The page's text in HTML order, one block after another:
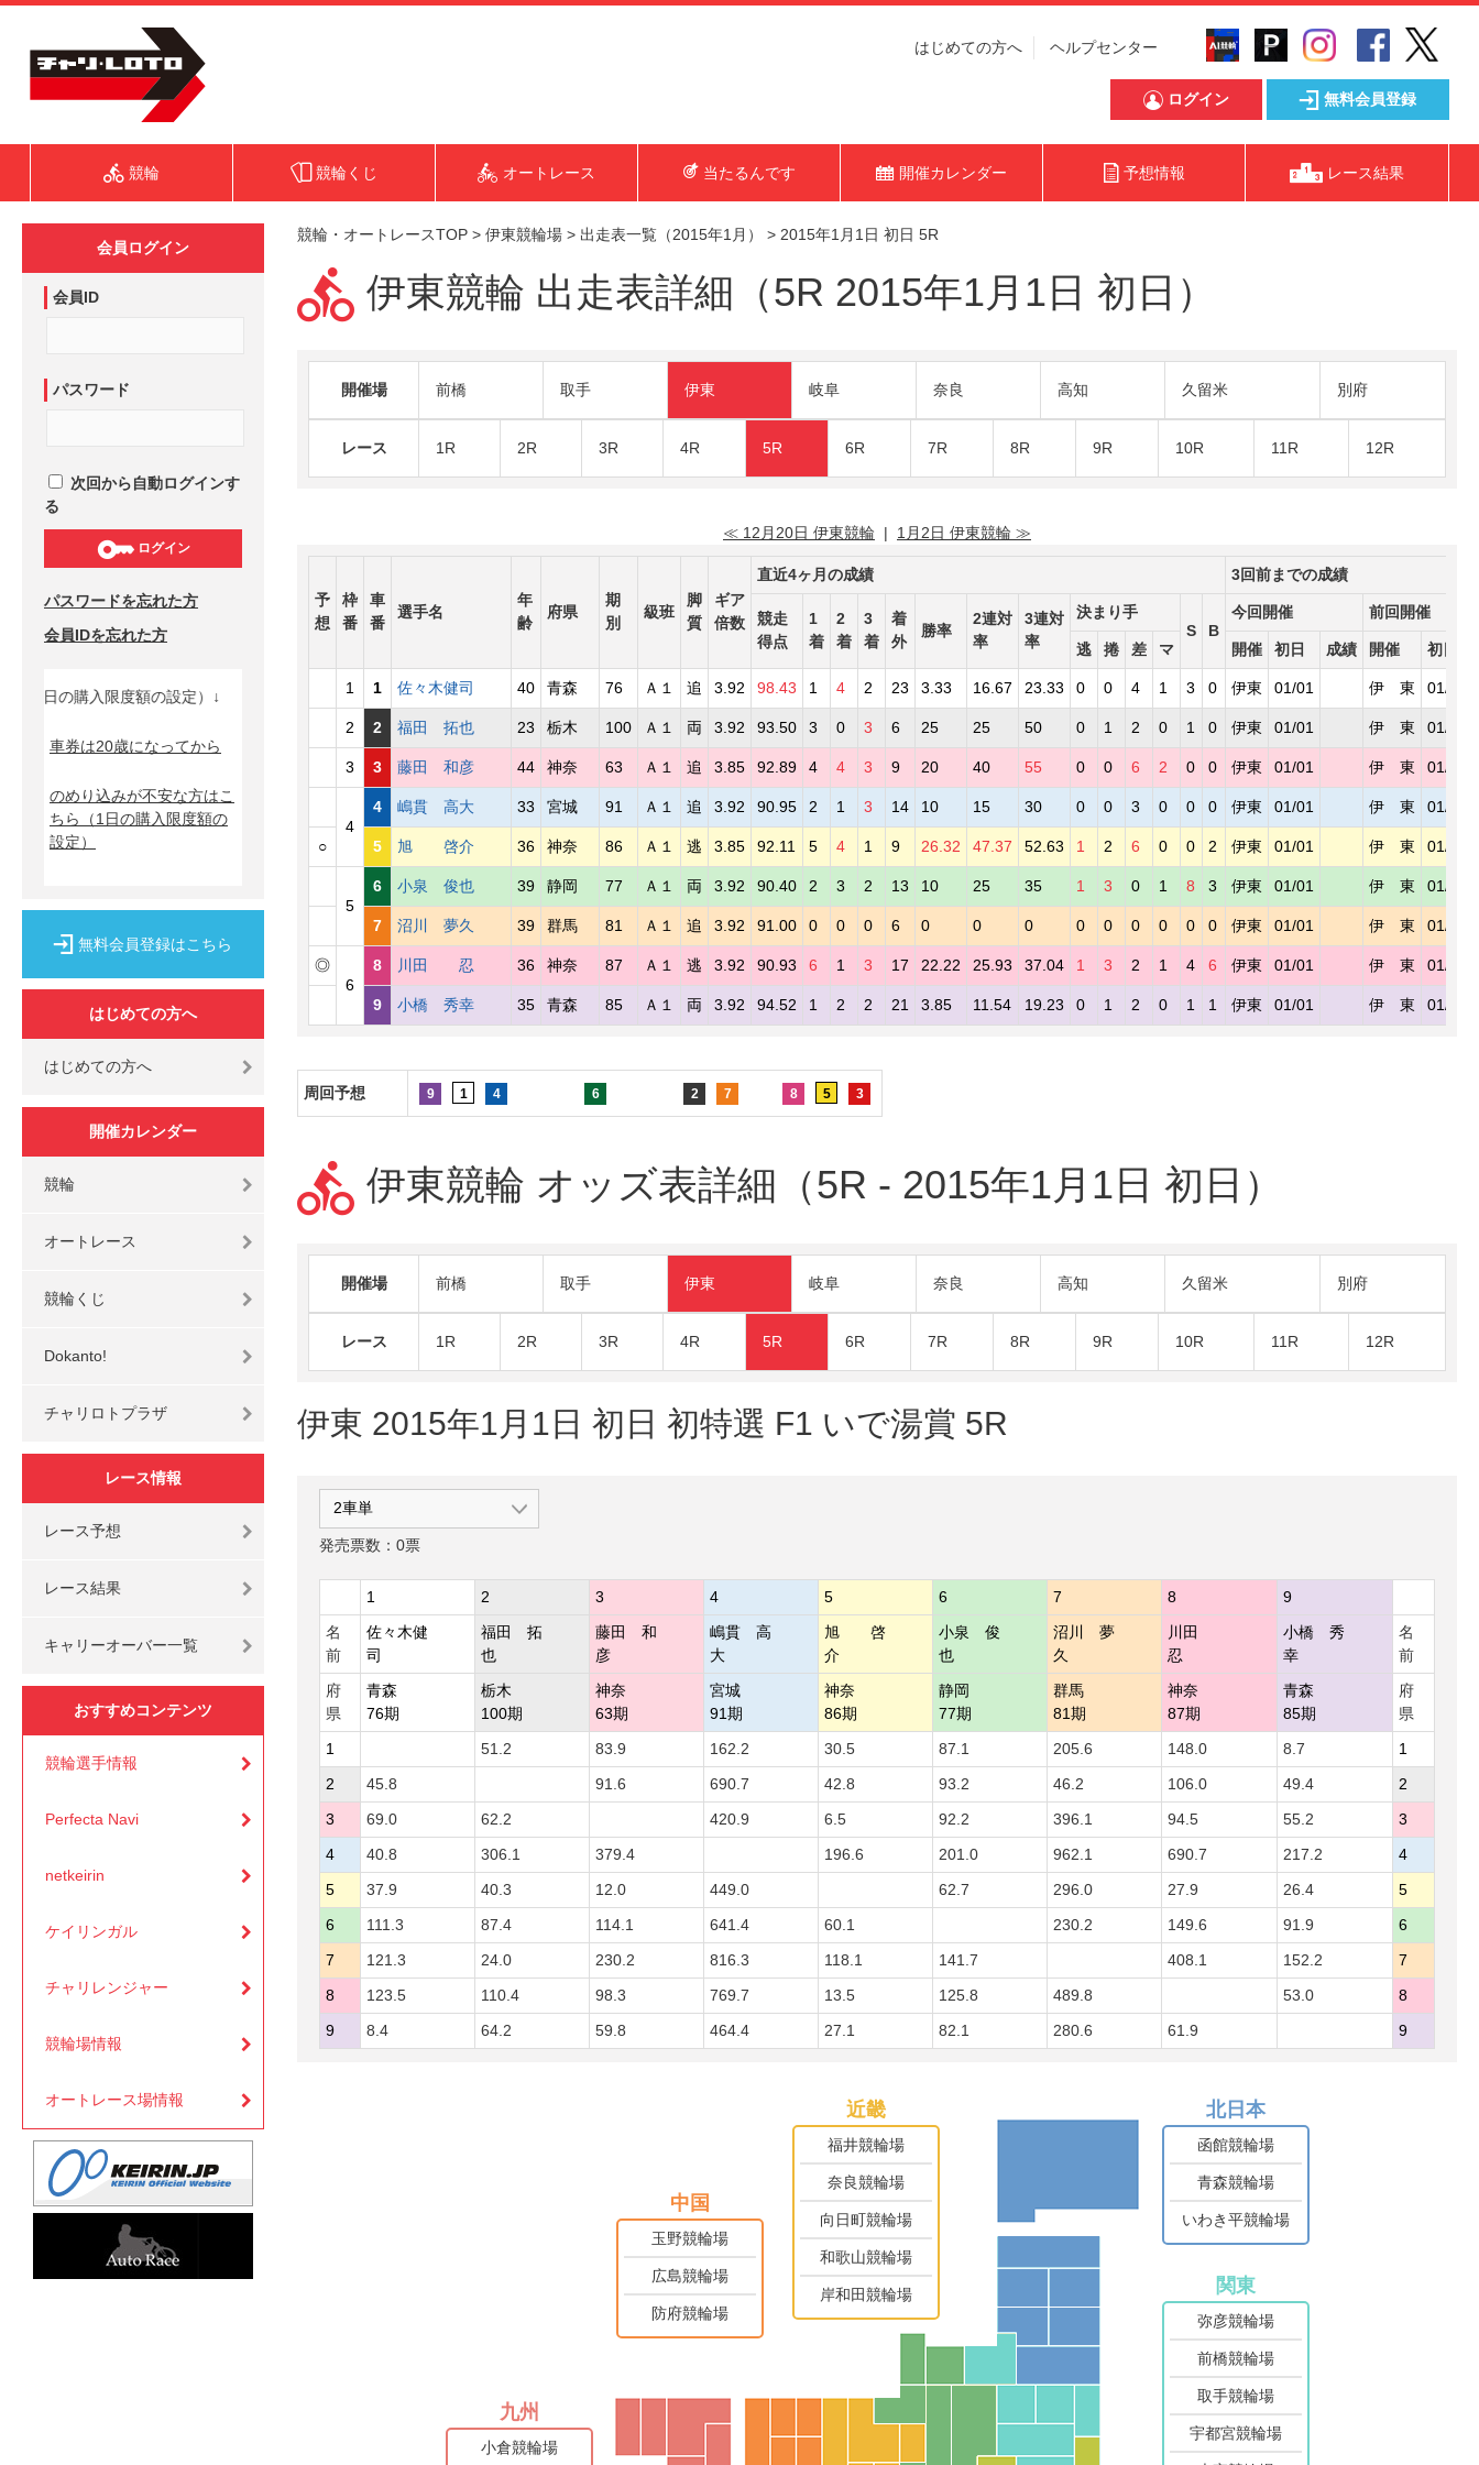
はじめての方へ ヘルプセンター
ログイン 無料会員登録
競輪 競輪くじ オートレース 当たるんです 開催カレンダー 予想情報 レース結果
会員ログイン
会員ID
パスワード
次回から自動ログインす
る
ログイン
パスワードを忘れた方
会員IDを忘れた方
購入限度額の設定）↓
車券は20歳になってから
のめり込みが不安な方はこ
ちら
（1日の購入限度額の
設定）
無料会員登録はこちら
はじめての方へ
はじめての方へ
開催カレンダー
競輪
オートレース
競輪くじ
Dokanto!
チャリロトプラザ
レース情報
レース予想
レース結果
キャリーオーバー一覧
おすすめコンテンツ
競輪選手情報
Perfecta Navi
netkeirin
ケイリンガル
チャリレンジャー
競輪場情報
オートレース場情報
競輪・オートレースTOP > 伊東競輪場 > 出走表一覧（2015年1月） > 2015年1月1日 初日 5R
伊東競輪 出走表詳細（5R 2015年1月1日 初日）
開催場 前橋 取手 伊東 岐阜 奈良 高知 久留米 別府
レース 1R 2R 3R 4R 5R 6R 7R 8R 9R 10R 11R 12R
≪ 12月20日 伊東競輪 | 1月2日 伊東競輪 ≫
予
想
枠
番
車
番
選手名
年
齢
府県
期
別
級班
脚
質
ギア
倍数
直近4ヶ月の成績 3回前までの成績
競走
得点
1
着
2
着
3
着
着
外
勝率
2連対
率
3連対
率
決まり手
S
B
今回開催 前回開催
逃 捲 差 マ 開催 初日 成績 開催 初日
1 1 佐々木健司 40 青森 76 Ａ１ 追 3.92 98.43 1 4 2 23 3.33 16.67 23.33 0 0 4 1 3 0 伊東 01/01 伊 東 01/01
2 2 福田 拓也 23 栃木 100 Ａ１ 両 3.92 93.50 3 0 3 6 25 25 50 0 1 2 0 1 0 伊東 01/01 伊 東 01/01
3 3 藤田 和彦 44 神奈 63 Ａ１ 追 3.85 92.89 4 4 3 9 20 40 55 0 0 6 2 0 0 伊東 01/01 伊 東 01/01
4
4 嶋貫 高大 33 宮城 91 Ａ１ 追 3.92 90.95 2 1 3 14 10 15 30 0 0 3 0 0 0 伊東 01/01 伊 東 01/01
○ 5 旭 啓介 36 神奈 86 Ａ１ 逃 3.85 92.11 5 4 1 9 26.32 47.37 52.63 1 2 6 0 0 2 伊東 01/01 伊 東 01/01
5
6 小泉 俊也 39 静岡 77 Ａ１ 両 3.92 90.40 2 3 2 13 10 25 35 1 3 0 1 8 3 伊東 01/01 伊 東 01/01
7 沼川 夢久 39 群馬 81 Ａ１ 追 3.92 91.00 0 0 0 6 0 0 0 0 0 0 0 0 0 伊東 01/01 伊 東 01/01
◎
6
8 川田 忍 36 神奈 87 Ａ１ 逃 3.92 90.93 6 1 3 17 22.22 25.93 37.04 1 3 2 1 4 6 伊東 01/01 伊 東 01/01
9 小橋 秀幸 35 青森 85 Ａ１ 両 3.92 94.52 1 2 2 21 3.85 11.54 19.23 0 1 2 0 1 1 伊東 01/01 伊 東 01/01
周回予想 9 1 4 6 2 7 8 5 3
伊東競輪 オッズ表詳細（5R - 2015年1月1日 初日）
開催場 前橋 取手 伊東 岐阜 奈良 高知 久留米 別府
レース 1R 2R 3R 4R 5R 6R 7R 8R 9R 10R 11R 12R
伊東 2015年1月1日 初日 初特選 F1 いで湯賞 5R
発売票数：0票
1 2 3 4 5 6 7 8
9
名
前
佐々木健
司
福田 拓
也
藤田 和
彦
嶋貫 高
大
旭 啓
介
小泉 俊
也
沼川 夢
久
川田
忍
小橋 秀
幸
名
前
府
県
青森
76期
栃木
100期
神奈
63期
宮城
91期
神奈
86期
静岡
77期
群馬
81期
神奈
87期
青森
85期
府
県
1
51.2 83.9 162.2 30.5 87.1 205.6 148.0 8.7
1
2
45.8 91.6 690.7 42.8 93.2 46.2 106.0 49.4
2
3
69.0 62.2 420.9 6.5 92.2 396.1 94.5 55.2
3
4
40.8 306.1 379.4 196.6 201.0 962.1 690.7 217.2
4
5
37.9 40.3 12.0 449.0 62.7 296.0 27.9 26.4
5
6
111.3 87.4 114.1 641.4 60.1 230.2 149.6 91.9
6
7
121.3 24.0 230.2 816.3 118.1 141.7 408.1 152.2
7
8
123.5 110.4 98.3 769.7 13.5 125.8 489.8 53.0
8
9
8.4 64.2 59.8 464.4 27.1 82.1 280.6 61.9 9
北日本
函館競輪場
青森競輪場
いわき平競輪場
関東
弥彦競輪場
前橋競輪場
取手競輪場
宇都宮競輪場
近畿
福井競輪場
奈良競輪場
向日町競輪場
和歌山競輪場
岸和田競輪場
中国
玉野競輪場
広島競輪場
防府競輪場
九州
小倉競輪場